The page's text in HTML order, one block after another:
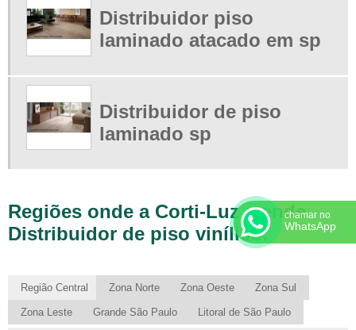
ONDE COMPRAR PISO LAMINADO DURAFLOOR
ONDE ENCONTRAR PISO LAMINADO ATACADO
PERSIANAS PARA ESCRITÓRIO
PERSIANAS PARA SACADAS ENVIDRAÇADAS
PISO LAMINADO ATACADO SP
PISO LAMINADO DURAFLOOR
PISO LAMINADO DURAFLOOR EMBORRACHADO
PISO LAMINADO EUCAFLOOR
Distribuidor piso
laminado atacado em sp
Distribuidor de piso
laminado sp
Regiões onde a Corti-Luz atende
Distribuidor de piso vinílico:
Região Central Zona Norte Zona Oeste Zona Sul
Zona Leste Grande São Paulo Litoral de São Paulo
chamar no
WhatsApp